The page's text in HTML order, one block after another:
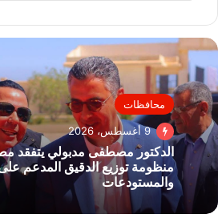
محافظات
9 أغسطس، 2026
الدكتور مصطفى مدبولي يتفقد
منظومة توزيع الدقيق المدعم على
والمستودعات